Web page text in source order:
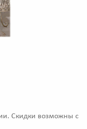
Скидки возможны с